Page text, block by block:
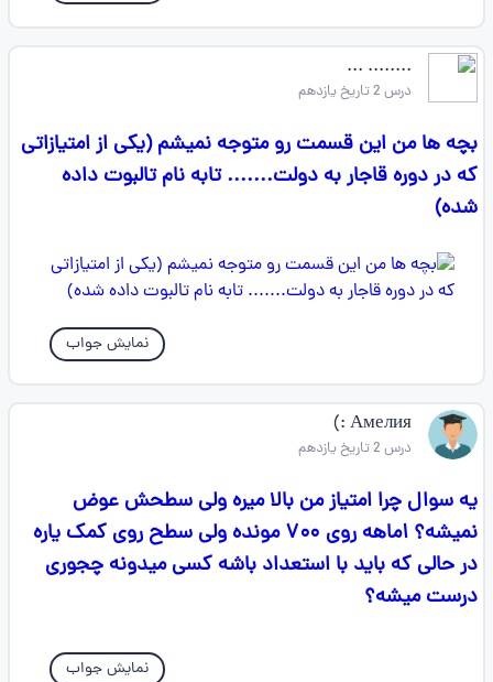
........ ...
درس 2 تاریخ یازدهم
بچه ها من این قسمت رو متوجه نمیشم (یکی از امتیازاتی
که در دوره قاجار به دولت....... تابه نام تالبوت داده
شده)
نمایش جواب
Амелия :)
درس 2 تاریخ یازدهم
یه سوال چرا امتیاز من بالا میره ولی سطحش عوض
نمیشه؟ ۱ماهه روی ۷۰۰ مونده ولی سطح روی کمک یاره
در حالی که باید با استعداد باشه کسی میدونه چجوری
درست میشه؟
نمایش جواب